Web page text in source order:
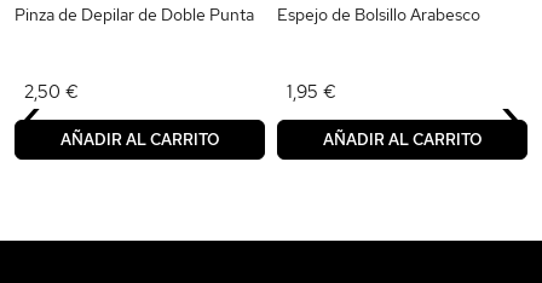
Pinza de Depilar de Doble Punta
2,50 €
AÑADIR AL CARRITO
Espejo de Bolsillo Arabesco
1,95 €
AÑADIR AL CARRITO
‹ ›